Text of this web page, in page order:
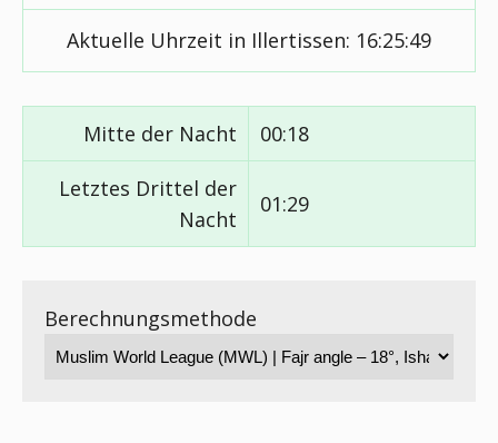
Aktuelle Uhrzeit in Illertissen: 16:25:49
Mitte der Nacht 00:18
Letztes Drittel der
Nacht
01:29
Berechnungsmethode